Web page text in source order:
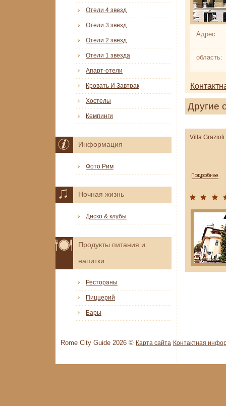
Адрес:
область:
Другие
Villa Grazioli
Отели 4 звезд
Отели 3 звезд
Отели 2 звезд
Отели 1 звезда
Апарт-отели
Кровать И Завтрак
Хостелы
Кемпинги
Информация
Фото Рим
Ночная жизнь
Диско & клубы
Продукты питания и
напитки
Рестораны
Пиццерий
Бары
Rome City Guide 2026 © Карта сайта Контактная